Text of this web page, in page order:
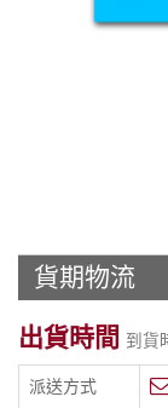
貨期物流
出貨時間 到貨
派送方式